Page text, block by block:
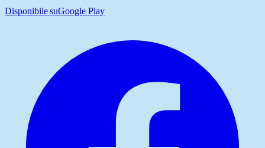
Disponibile suGoogle Play